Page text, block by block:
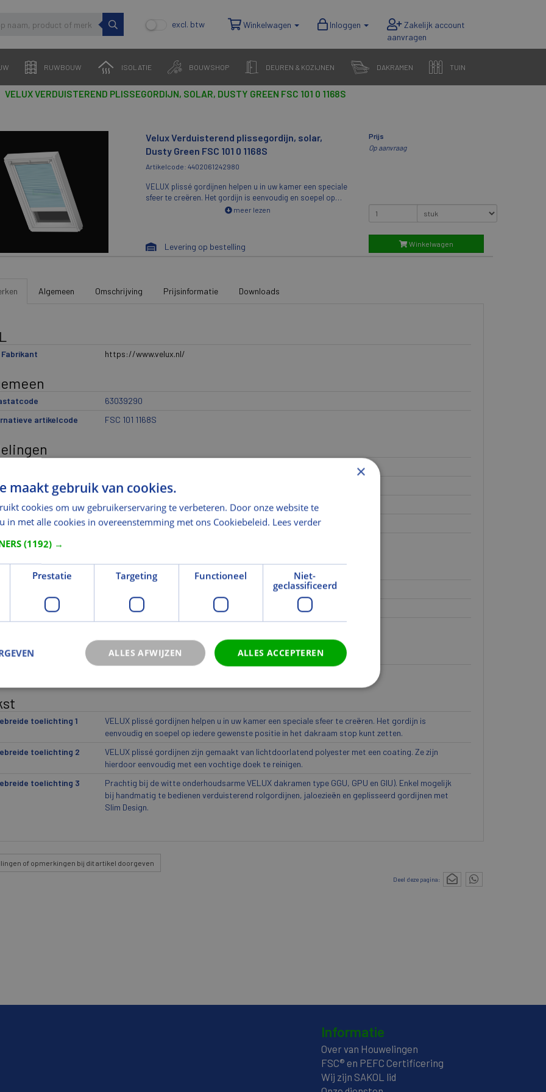
excl. btw Winkelwagen Inloggen
RUWBOUW ISOLATIE BOUWSHOP DEUREN & KOZIJNEN DAKRAMEN TUIN
VELUX VERDUISTEREND PLISSEGORDIJN, SOLAR, DUSTY GREEN FSC 101 0 1168S
Velux Verduisterend plissegordijn, solar,
Dusty Green FSC 101 0 1168S
Artikelcode: 4402061242980
VELUX plissé gordijnen helpen u in uw kamer een speciale
sfeer te creëren. Het gordijn is eenvoudig en soepel op
iedere gewenste positie in het dakraam stop kunt
eenvoudig met een vochtige doek te reinigen.Prachtig bij
de witte onderhoudsarme VELUX dakramen type GGU, GPU
meer lezen
Levering op bestelling
Prijs
Op aanvraag
Winkelwagen
Algemeen Omschrijving Prijsinformatie Downloads
Fabrikant https://www.velux.nl/
63039290
artikelcode
FSC 101 1168S
2
Verduisterend plissegordijn, solar, Dusty Green
3
FSC
4
101
5
(kg)
(kg)
en Oppervlak
toelichting 1
VELUX plissé gordijnen helpen u in uw kamer een speciale sfeer te creëren. Het gordijn is
eenvoudig en soepel op iedere gewenste positie in het dakraam stop kunt zetten.
toelichting 2
VELUX plissé gordijnen zijn gemaakt van lichtdoorlatend polyester met een coating. Ze zijn
hierdoor eenvoudig met een vochtige doek te reinigen.
toelichting 3
Prachtig bij de witte onderhoudsarme VELUX dakramen type GGU, GPU en GIU). Enkel mogelijk
bij handmatig te bedienen verduisterend rolgordijnen, jaloezieën en geplisseerd gordijnen met
Slim Design.
of opmerkingen bij dit artikel doorgeven
Deel deze pagina:
Informatie
Over van Houwelingen
FSC® en PEFC Certificering
Wij zijn SAKOL lid
×
maakt gebruik van cookies.
cookies om uw gebruikerservaring te verbeteren. Door onze website te
in met alle cookies in overeenstemming met ons Cookiebeleid. Lees verder
(1192) →
Prestatie Targeting Functioneel
Niet-
geclassificeerd
ALLES ACCEPTEREN
ALLES AFWIJZEN